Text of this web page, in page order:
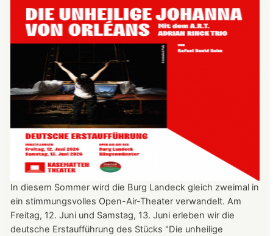
2026
nach
Freiburg
In diesem Sommer wird die Burg Landeck gleich zweimal in
ein stimmungsvolles Open-Air-Theater verwandelt. Am
Freitag, 12. Juni und Samstag, 13. Juni erleben wir die
deutsche Erstaufführung des Stücks "Die unheilige